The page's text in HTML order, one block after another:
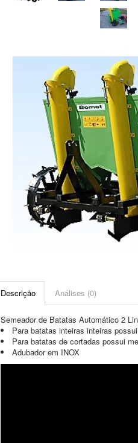
Descrição Análises (0)
Semeador de Batatas Automático 2
Para batatas inteiras inteiras
Para batatas de cortadas possui
Adubador em INOX